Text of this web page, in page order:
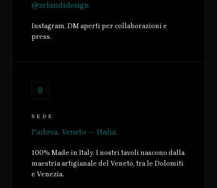
@zelandidesign
Instagram. DM aperti per collaborazioni e
press.
SEDE
Padova, Veneto — Italia
100% Made in Italy. I nostri tavoli nascono dalla
maestria artigianale del Veneto, tra le Dolomiti
e Venezia.